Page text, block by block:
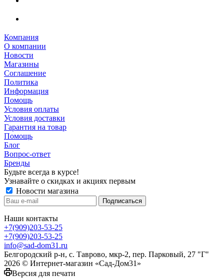
Компания
О компании
Новости
Магазины
Соглашение
Политика
Информация
Помощь
Условия оплаты
Условия доставки
Гарантия на товар
Помощь
Блог
Вопрос-ответ
Бренды
Будьте всегда в курсе!
Узнавайте о скидках и акциях первым
Новости магазина
Наши контакты
+7(909)203-53-25
+7(909)203-53-25
info@sad-dom31.ru
Белгородский р-н, с. Таврово, мкр-2, пер. Парковый, 27 "Г"
2026 © Интернет-магазин «Сад-Дом31»
Версия для печати